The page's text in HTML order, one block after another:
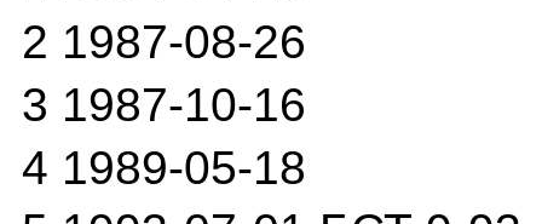
2 1987-08-26
3 1987-10-16
4 1989-05-18